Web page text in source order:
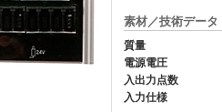
素材／技術データ
質量
電源電圧
入出力点数
入力仕様